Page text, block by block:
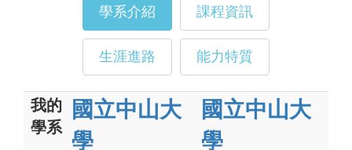
學系介紹 課程資訊
生涯進路 能力特質
我的
學系
國立中山大
學
國立中山大
學